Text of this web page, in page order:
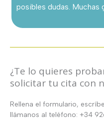
piedras
y
cantidad
posibles dudas. Muchas
¿Te lo quieres
solicitar tu cita con
Rellena el formulario,
llámanos al teléfono: +34